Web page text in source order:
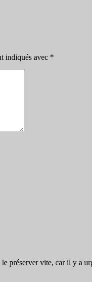
indiqués avec *
préserver vite, car il y a